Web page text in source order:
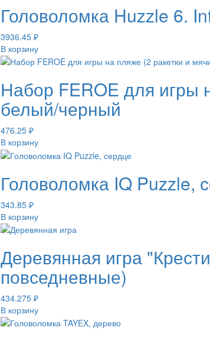
Головоломка Huzzle 6.
3936.45 ₽
В корзину
Набор FEROE для игры
белый/черный
476.25 ₽
В корзину
Головоломка IQ Puzzle,
343.85 ₽
В корзину
Деревянная игра
повседневные)
434.275 ₽
В корзину